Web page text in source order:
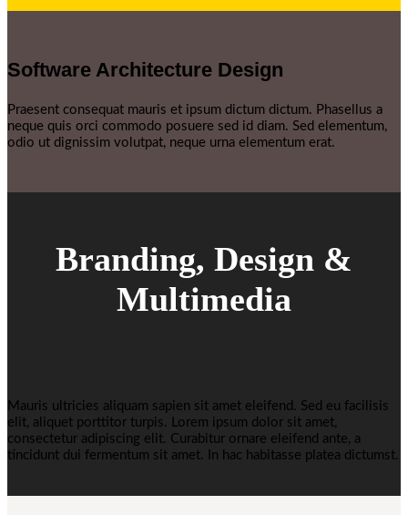
Software Architecture Design
Praesent consequat mauris et ipsum dictum dictum. Phasellus a
neque quis orci commodo posuere sed id diam. Sed elementum,
odio ut dignissim volutpat, neque urna elementum erat.
Branding, Design &
Multimedia
Mauris ultricies aliquam sapien sit amet eleifend. Sed eu facilisis
elit, aliquet porttitor turpis. Lorem ipsum dolor sit amet,
consectetur adipiscing elit. Curabitur ornare eleifend ante, a
tincidunt dui fermentum sit amet. In hac habitasse platea dictumst.